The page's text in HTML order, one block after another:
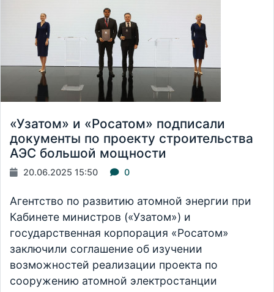
«Узатом» и «Росатом» подписали
документы по проекту строительства
АЭС большой мощности
20.06.2025 15:50 0
Агентство по развитию атомной энергии при
Кабинете министров («Узатом») и
государственная корпорация «Росатом»
заключили соглашение об изучении
возможностей реализации проекта по
сооружению атомной электростанции